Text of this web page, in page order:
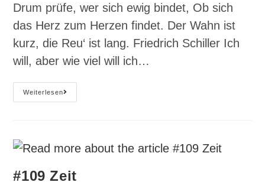
Drum prüfe, wer sich ewig bindet, Ob sich
das Herz zum Herzen findet. Der Wahn ist
kurz, die Reu‘ ist lang. Friedrich Schiller Ich
will, aber wie viel will ich…
Weiterlesen#111
Absoluter
#109 Zeit